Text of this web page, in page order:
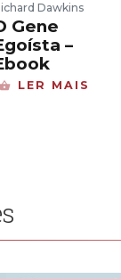
Dawkins
Gene
–
LER MAIS